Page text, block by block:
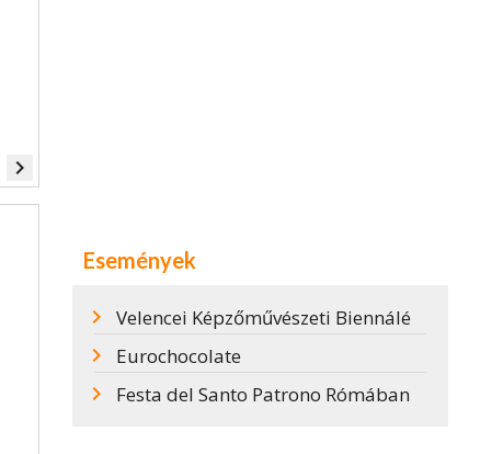
navigate_next
Események
Velencei Képzőművészeti Biennálé
Eurochocolate
Festa del Santo Patrono Rómában